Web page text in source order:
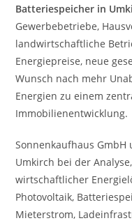
Batteriespeicher in
Gewerbebetriebe,
landwirtschaftliche
Energiepreise, neue
Wunsch nach mehr
Energien zu einem
Immobilienentwicklung.
Sonnenkaufhaus
Umkirch bei der
wirtschaftlicher
Photovoltaik,
Mieterstrom,